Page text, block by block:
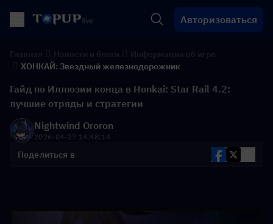
Авторизоваться
ХОНКАЙ: Звездный железнодорожник
Гайд по Иллюзии конца в Honkai: Star Rail 4.2:
лучшие отряды и стратегии
Nightwind Ororon
2026-04-27 14:48:14
Поделиться в